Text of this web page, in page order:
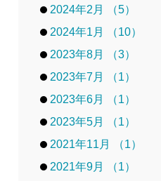
2024年2月 （5）
2024年1月 （10）
2023年8月 （3）
2023年7月 （1）
2023年6月 （1）
2023年5月 （1）
2021年11月 （1）
2021年9月 （1）